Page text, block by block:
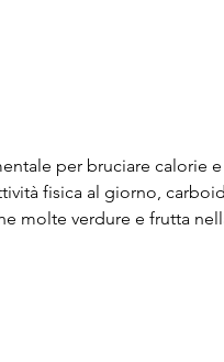
per bruciare calorie
fisica al giorno,
molte verdure e frutta